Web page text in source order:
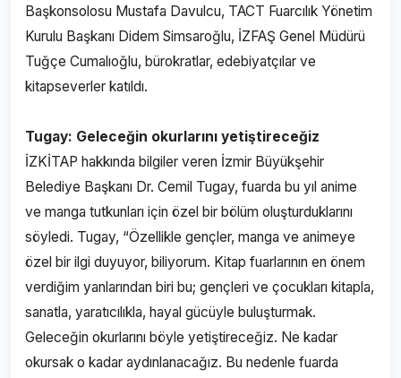
Başkonsolosu Mustafa Davulcu, TACT Fuarcılık Yönetim
Kurulu Başkanı Didem Simsaroğlu, İZFAŞ Genel Müdürü
Tuğçe Cumalıoğlu, bürokratlar, edebiyatçılar ve
kitapseverler katıldı.
Tugay: Geleceğin okurlarını yetiştireceğiz
İZKİTAP hakkında bilgiler veren İzmir Büyükşehir
Belediye Başkanı Dr. Cemil Tugay, fuarda bu yıl anime
ve manga tutkunları için özel bir bölüm oluşturduklarını
söyledi. Tugay, “Özellikle gençler, manga ve animeye
özel bir ilgi duyuyor, biliyorum. Kitap fuarlarının en önem
verdiğim yanlarından biri bu; gençleri ve çocukları kitapla,
sanatla, yaratıcılıkla, hayal gücüyle buluşturmak.
Geleceğin okurlarını böyle yetiştireceğiz. Ne kadar
okursak o kadar aydınlanacağız. Bu nedenle fuarda